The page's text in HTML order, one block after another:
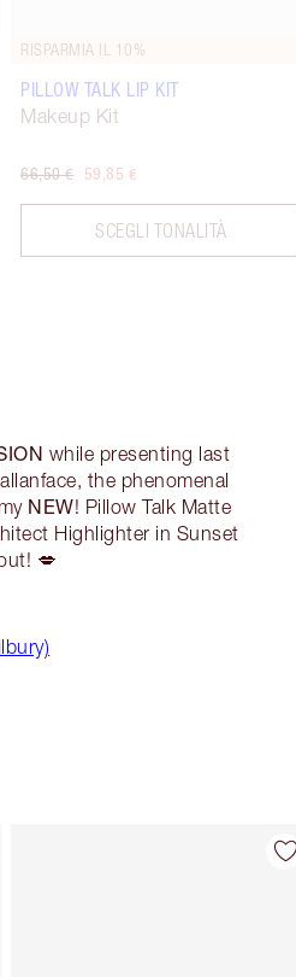
RISPARMIA IL 10%
PILLOW TALK LIP KIT
Makeup Kit
66,50 € 59,85 €
SCEGLI TONALITÀ
while presenting last
the phenomenal
NEW! Pillow Talk Matte
Highlighter in Sunset
💋
Articolo 4 di 83